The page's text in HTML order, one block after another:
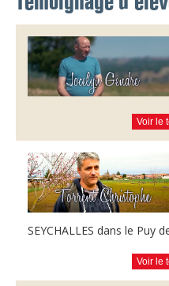
Voir le
SEYCHALLES dans le Puy
Voir le